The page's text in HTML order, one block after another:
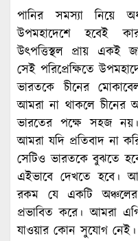
পানির সমস্যা নিয়ে
উপমহাদেশে হবেই
উৎপত্তিস্থল প্রায় একই
সেই পরিপ্রেক্ষিতে
ভারতকে চীনের
আমরা না থাকলে চীনের
ভারতের পক্ষে সহজ
আমরা যদি প্রতিবাদ না
সেটিও ভারতকে বুঝতে
এইভাবে দেখতে হবে।
রকম যে একটি
প্রভাবিত করে। আমরা
যাওয়ার কোন সুযোগ নেই।